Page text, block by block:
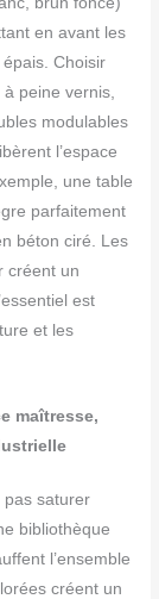
en avant les
Choisir
peine vernis,
modulables
l’espace
une table
parfaitement
béton ciré. Les
créent un
est
et les
maîtresse,
pas saturer
bibliothèque
l’ensemble
créent un